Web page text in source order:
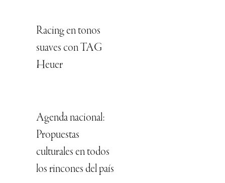
Racing en tonos
suaves con TAG
Heuer
Agenda nacional:
Propuestas
culturales en todos
los rincones del país